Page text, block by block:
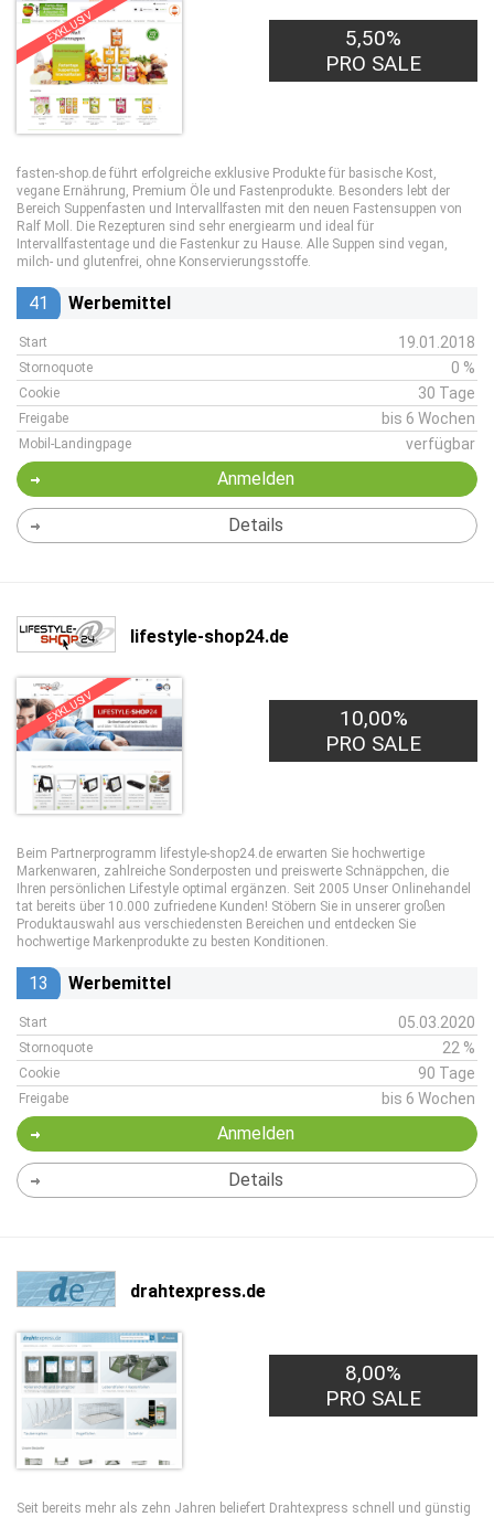
EXKLUSIV
5,50%
PRO SALE
fasten-shop.de führt erfolgreiche exklusive Produkte für basische Kost,
vegane Ernährung, Premium Öle und Fastenprodukte. Besonders lebt der
Bereich Suppenfasten und Intervallfasten mit den neuen Fastensuppen von
Ralf Moll. Die Rezepturen sind sehr energiearm und ideal für
Intervallfastentage und die Fastenkur zu Hause. Alle Suppen sind vegan,
milch- und glutenfrei, ohne Konservierungsstoffe.
41 Werbemittel
Start 19.01.2018
Stornoquote 0 %
Cookie 30 Tage
Freigabe bis 6 Wochen
Mobil-Landingpage verfügbar
Anmelden
Details
lifestyle-shop24.de
EXKLUSIV
10,00%
PRO SALE
Beim Partnerprogramm lifestyle-shop24.de erwarten Sie hochwertige
Markenwaren, zahlreiche Sonderposten und preiswerte Schnäppchen, die
Ihren persönlichen Lifestyle optimal ergänzen. Seit 2005 Unser Onlinehandel
tat bereits über 10.000 zufriedene Kunden! Stöbern Sie in unserer großen
Produktauswahl aus verschiedensten Bereichen und entdecken Sie
hochwertige Markenprodukte zu besten Konditionen.
13 Werbemittel
Start 05.03.2020
Stornoquote 22 %
Cookie 90 Tage
Freigabe bis 6 Wochen
Anmelden
Details
drahtexpress.de
8,00%
PRO SALE
Seit bereits mehr als zehn Jahren beliefert Drahtexpress schnell und günstig